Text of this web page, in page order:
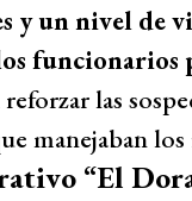
y un nivel de
funcionarios
las
manejaban
“El